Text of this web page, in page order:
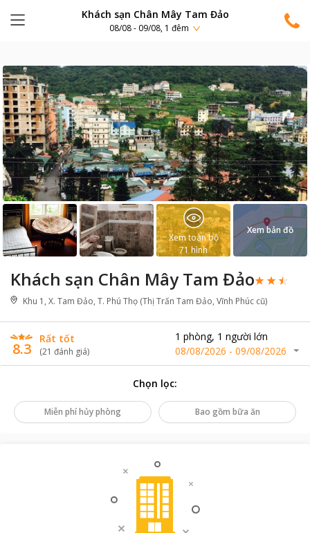
Khách sạn Chân Mây Tam Đảo
08/08 - 09/08, 1 đêm
Khách sạn Chân Mây Tam Đảo
Khu 1, X. Tam Đảo, T. Phú Thọ (Thị Trấn Tam Đảo, Vĩnh Phúc cũ)
8.3
Rất tốt
(21 đánh giá)
1 phòng, 1 người lớn
08/08/2026 - 09/08/2026
Xem toàn bộ
71 hình
Xem bản đồ
Chọn lọc:
Miễn phí hủy phòng Bao gồm bữa ăn